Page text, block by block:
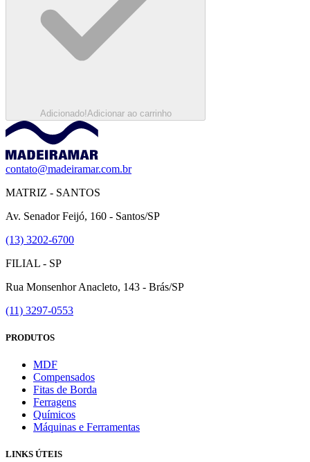
Adicionado!Adicionar ao carrinho
contato@madeiramar.com.br
MATRIZ - SANTOS
Av. Senador Feijó, 160 - Santos/SP
(13) 3202-6700
FILIAL - SP
Rua Monsenhor Anacleto, 143 - Brás/SP
(11) 3297-0553
PRODUTOS
MDF
Compensados
Fitas de Borda
Ferragens
Químicos
Máquinas e Ferramentas
LINKS ÚTEIS